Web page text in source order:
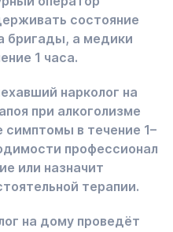
состояние
бригады, а медики
1 часа.
нарколог на
при алкоголизме
в течение 1–
профессионал
или назначит
терапии.
на дому проведёт